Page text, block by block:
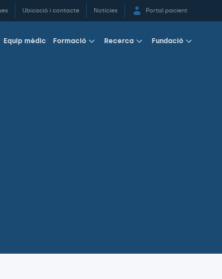
Ubicació i contacte Notícies Portal pacient
Equip mèdic Formació Recerca Fundació